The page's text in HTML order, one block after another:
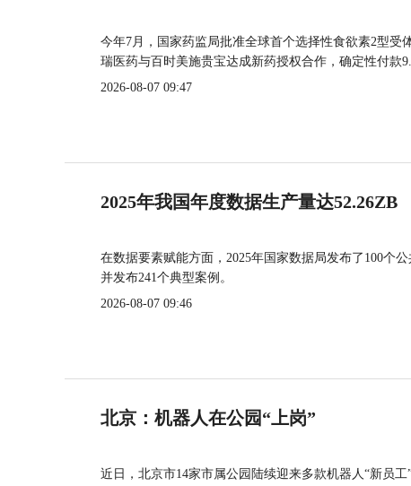
今年7月，国家药监局批准全球首个选择性食欲素2型受
瑞医药与百时美施贵宝达成新药授权合作，确定性付
2026-08-07 09:47
2025年我国年度数据生产量达52.26ZB
在数据要素赋能方面，2025年国家数据局发布了100个
并发布241个典型案例。
2026-08-07 09:46
北京：机器人在公园“上岗”
近日，北京市14家市属公园陆续迎来多款机器人“新员